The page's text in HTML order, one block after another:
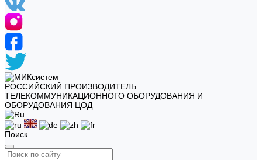
РОССИЙСКИЙ ПРОИЗВОДИТЕЛЬ
ТЕЛЕКОММУНИКАЦИОННОГО ОБОРУДОВАНИЯ И
ОБОРУДОВАНИЯ ЦОД
Поиск